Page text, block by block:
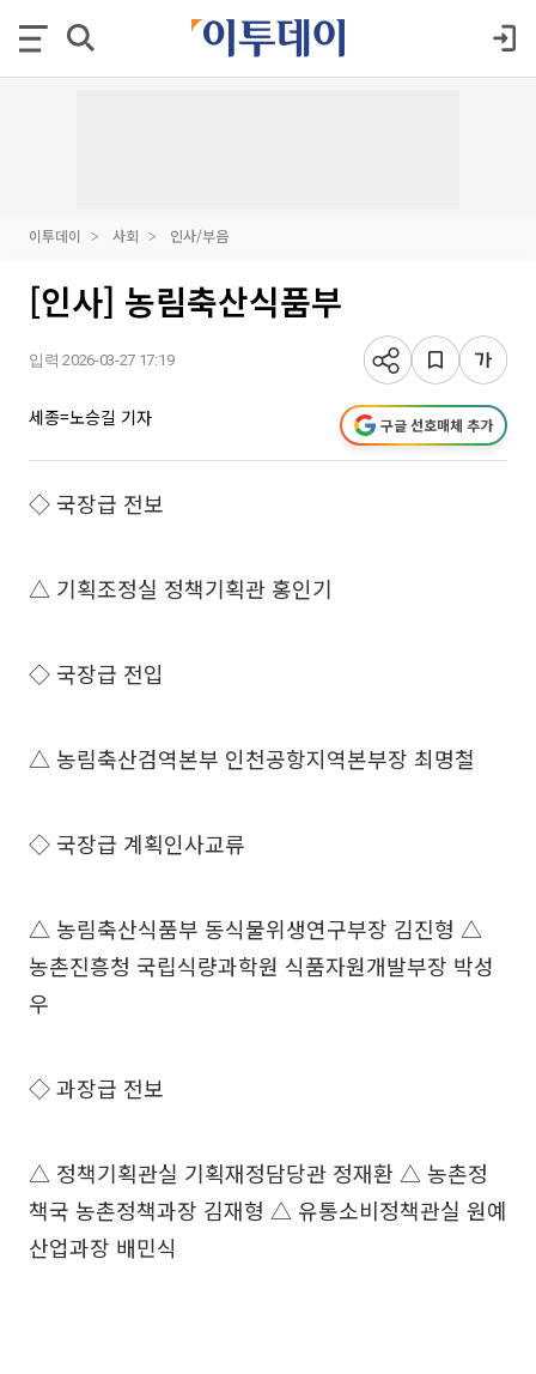
이투데이 사회 인사/부음
[인사] 농림축산식품부
입력 2026-03-27 17:19
세종=노승길 기자 구글 선호매체 추가
◇ 국장급 전보
△ 기획조정실 정책기획관 홍인기
◇ 국장급 전입
△ 농림축산검역본부 인천공항지역본부장 최명철
◇ 국장급 계획인사교류
△ 농림축산식품부 동식물위생연구부장 김진형 △
농촌진흥청 국립식량과학원 식품자원개발부장 박성
우
◇ 과장급 전보
△ 정책기획관실 기획재정담당관 정재환 △ 농촌정
책국 농촌정책과장 김재형 △ 유통소비정책관실 원예
산업과장 배민식